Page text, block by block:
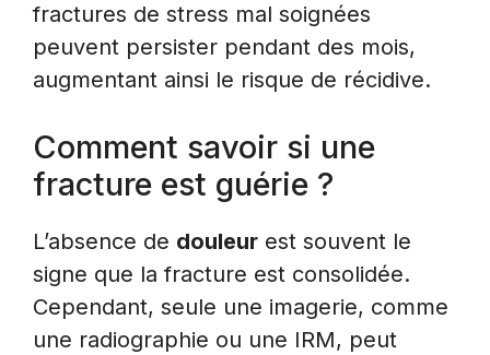
fractures de stress mal soignées
peuvent persister pendant des mois,
augmentant ainsi le risque de récidive.
Comment savoir si une
fracture est guérie ?
L’absence de douleur est souvent le
signe que la fracture est consolidée.
Cependant, seule une imagerie, comme
une radiographie ou une IRM, peut